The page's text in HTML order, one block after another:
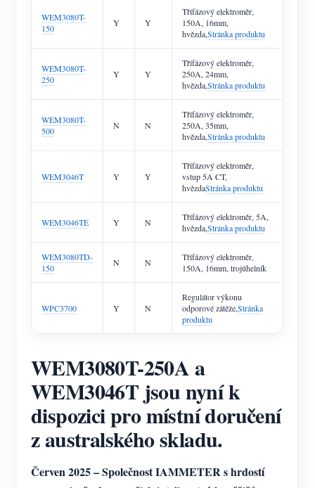
WEM3080T-
150
Y Y
Třífázový elektroměr,
150A, 16mm,
hvězda,Stránka produktu
WEM3080T-
250
Y Y
Třífázový elektroměr,
250A, 24mm,
hvězda,Stránka produktu
WEM3080T-
500
N N
Třífázový elektroměr,
250A, 35mm,
hvězda,Stránka produktu
WEM3046T Y Y
Třífázový elektroměr,
vstup 5A CT,
hvězdaStránka produktu
WEM3046TE Y N
Třífázový elektroměr, 5A,
hvězda,Stránka produktu
WEM3080TD-
150
N N
Třífázový elektroměr,
150A, 16mm, trojúhelník
WPC3700 Y N
Regulátor výkonu
odporové zátěže,Stránka
produktu
WEM3080T-250A a
WEM3046T jsou nyní k
dispozici pro místní doručení
z australského skladu.
Červen 2025 – Společnost IAMMETER s hrdostí